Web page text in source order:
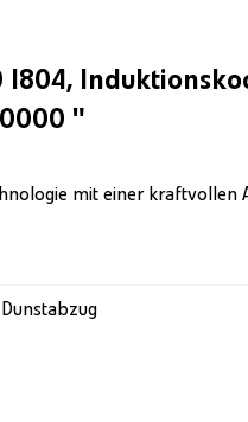
I804,
"
mit einer kraftvollen